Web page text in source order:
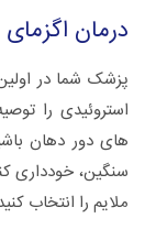
درمان
پزشک شما در
استروئیدی را
های دور دهان
سنگین، خودداری
ملایم را انتخاب